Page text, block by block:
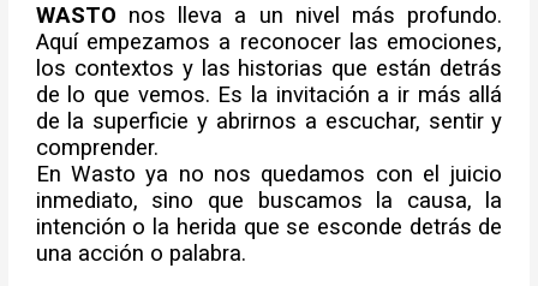
WASTO nos lleva a un nivel más profundo.
Aquí empezamos a reconocer las emociones,
los contextos y las historias que están detrás
de lo que vemos. Es la invitación a ir más allá
de la superficie y abrirnos a escuchar, sentir y
comprender.
En Wasto ya no nos quedamos con el juicio
inmediato, sino que buscamos la causa, la
intención o la herida que se esconde detrás de
una acción o palabra.